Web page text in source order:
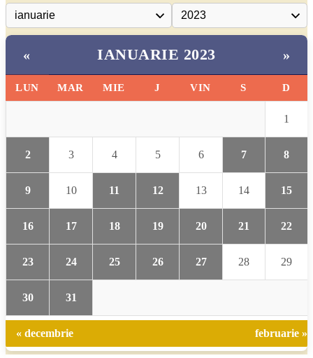
« IANUARIE 2023 »
LUN MAR MIE J VIN S D
1
2 3 4 5 6 7 8
9 10 11 12 13 14 15
16 17 18 19 20 21 22
23 24 25 26 27 28 29
30 31
« decembrie februarie »